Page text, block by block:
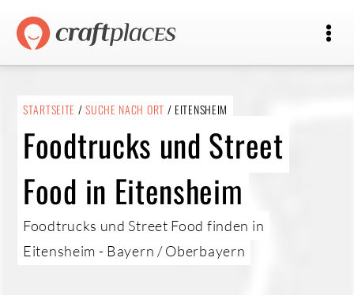
STARTSEITE /SUCHE NACH ORT / EITENSHEIM
Foodtrucks und Street
Food in Eitensheim
Foodtrucks und Street Food finden in
Eitensheim - Bayern / Oberbayern